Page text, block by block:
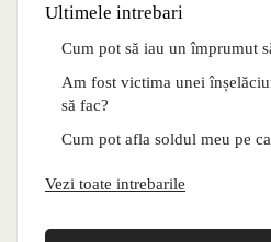
Ultimele intrebari
Cum pot să iau un împrumut
Am fost victima unei
să fac?
Cum pot afla soldul meu pe
Vezi toate intrebarile